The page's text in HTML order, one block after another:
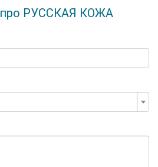
про РУССКАЯ КОЖА